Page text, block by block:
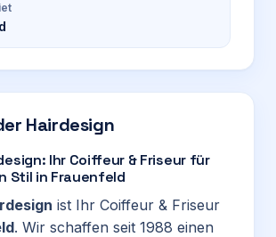
Hairdesign
Ihr Coiffeur & Friseur für
Stil in Frauenfeld
ist Ihr Coiffeur & Friseur
. Wir schaffen seit 1988 einen